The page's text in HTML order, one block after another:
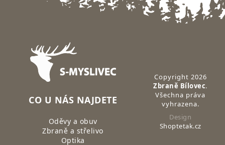
Zápatí
CO U NÁS NAJDETE
Oděvy a obuv
Zbraně a střelivo
Optika
Copyright 2026
Zbraně Bílovec.
Všechna práva
vyhrazena.
Design
Shoptetak.cz